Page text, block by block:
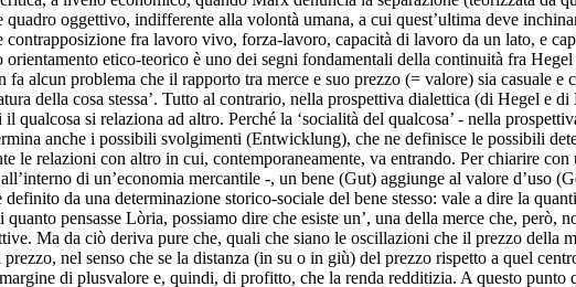
oggettivo, indifferente alla volontà umana, a cui quest’ultima deve
fra lavoro vivo, forza-lavoro, capacità di lavoro da un lato, e
etico-teorico è uno dei segni fondamentali della continuità fra
alcun problema che il rapporto tra merce e suo prezzo (= valore) sia casuale
della cosa stessa’. Tutto al contrario, nella prospettiva dialettica (di Hegel e
qualcosa si relaziona ad altro. Perché la ‘socialità del qualcosa’ - nella
anche i possibili svolgimenti (Entwicklung), che ne definisce le possibili
le relazioni con altro in cui, contemporaneamente, va entrando. Per chiarire
di un’economia mercantile -, un bene (Gut) aggiunge al valore d’uso
da una determinazione storico-sociale del bene stesso: vale a dire la
pensasse Lòria, possiamo dire che esiste un’, una della merce che, però,
Ma da ciò deriva pure che, quali che siano le oscillazioni che il prezzo della
nel senso che se la distanza (in su o in giù) del prezzo rispetto a quel
di plusvalore e, quindi, di profitto, che la renda redditizia. A questo